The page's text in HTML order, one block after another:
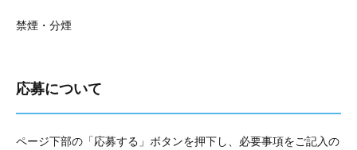
禁煙・分煙
応募について
ページ下部の「応募する」ボタンを押下し、必要事項をご記入の